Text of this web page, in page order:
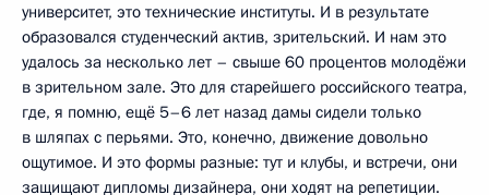
университет, это технические институты. И в результате
образовался студенческий актив, зрительский. И нам это
удалось за несколько лет – свыше 60 процентов молодёжи
в зрительном зале. Это для старейшего российского театра,
где, я помню, ещё 5–6 лет назад дамы сидели только
в шляпах с перьями. Это, конечно, движение довольно
ощутимое. И это формы разные: тут и клубы, и встречи, они
защищают дипломы дизайнера, они ходят на репетиции.